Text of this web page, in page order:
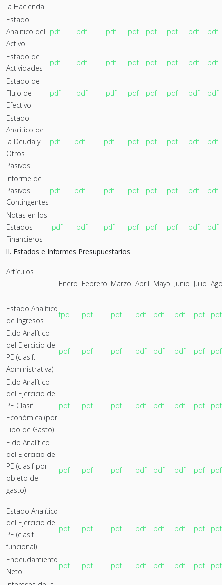
la Hacienda
Estado
Analitico del
Activo
pdf pdf pdf pdf pdf pdf pdf pdf
Estado de
Actividades
pdf pdf pdf pdf pdf pdf pdf
pdf
Estado de
Flujo de
Efectivo
pdf pdf pdf pdf pdf pdf pdf pdf
Estado
Analitico de
la Deuda y
Otros
Pasivos
pdf pdf pdf pdf pdf pdf pdf pdf
Informe de
Pasivos
Contingentes
pdf pdf pdf pdf pdf pdf pdf pdf
Notas en los
Estados
Financieros
pdf pdf pdf pdf pdf pdf pdf pdf
II. Estados e Informes Presupuestarios
Artículos
Enero Febrero Marzo Abril Mayo Junio Julio
Estado Analítico
de Ingresos
fpd pdf pdf pdf pdf pdf pdf
pdf
E.do Analítico
del Ejercicio del
PE (clasif.
Administrativa)
pdf pdf pdf pdf pdf pdf pdf pdf
E.do Analítico
del Ejercicio del
PE Clasif
Económica (por
Tipo de Gasto)
pdf pdf pdf pdf pdf pdf pdf pdf
E.do Analítico
del Ejercicio del
PE (clasif por
objeto de
gasto)
pdf pdf pdf pdf pdf pdf pdf pdf
Estado Analítico
del Ejercicio del
PE (clasif
funcional)
pdf pdf pdf pdf pdf pdf pdf pdf
Endeudamiento
Neto
pdf pdf pdf pdf pdf pdf pdf
pdf